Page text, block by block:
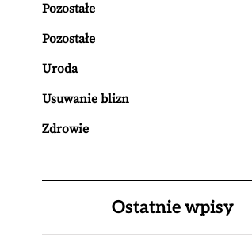
Pozostałe
Pozostałe
Uroda
Usuwanie blizn
Zdrowie
Ostatnie wpisy